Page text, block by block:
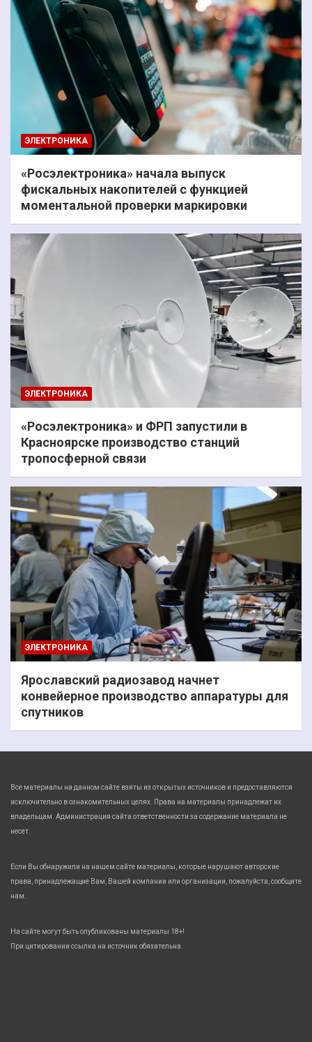
ЭЛЕКТРОНИКА
«Росэлектроника» начала выпуск
фискальных накопителей с функцией
моментальной проверки маркировки
ЭЛЕКТРОНИКА
«Росэлектроника» и ФРП запустили в
Красноярске производство станций
тропосферной связи
ЭЛЕКТРОНИКА
Ярославский радиозавод начнет
конвейерное производство аппаратуры для
спутников
Все материалы на данном сайте взяты из открытых источников и предоставляются
исключительно в ознакомительных целях. Права на материалы принадлежат их
владельцам. Администрация сайта ответственности за содержание материала не
несет.
Если Вы обнаружили на нашем сайте материалы, которые нарушают авторские
права, принадлежащие Вам, Вашей компании или организации, пожалуйста, сообщите
нам.
На сайте могут быть опубликованы материалы 18+!
При цитировании ссылка на источник обязательна.